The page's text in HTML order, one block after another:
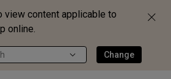
view content applicable to
online.
Change